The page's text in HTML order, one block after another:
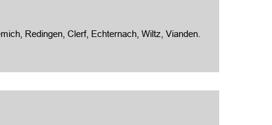
Redingen, Clerf, Echternach, Wiltz, Vianden.